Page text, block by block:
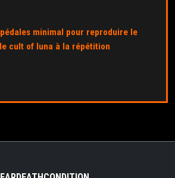
minimal pour reproduire le
cult of luna à la répétition